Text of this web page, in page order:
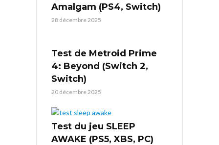
Amalgam (PS4, Switch)
28 décembre 2025
Test de Metroid Prime
4: Beyond (Switch 2,
Switch)
20 décembre 2025
Test du jeu SLEEP
AWAKE (PS5, XBS, PC)